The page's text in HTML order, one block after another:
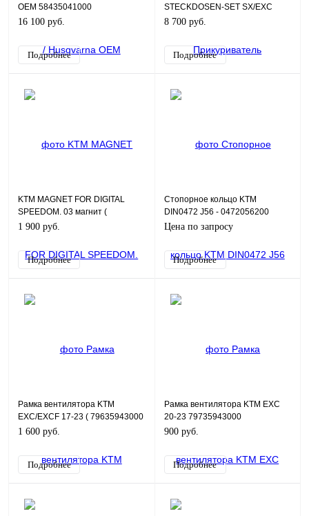
OEM 58435041000
16 100 руб.
Подробнее
STECKDOSEN-SET SX/EXC
77211942044
8 700 руб.
Подробнее
KTM MAGNET FOR DIGITAL
SPEEDOM. 03 магнит (
54814069050 )
1 900 руб.
Подробнее
Стопорное кольцо KTM
DIN0472 J56 - 0472056200
Цена по запросу
Подробнее
Рамка вентилятора KTM
EXC/EXCF 17-23 ( 79635943000
)1 600 руб.
Подробнее
Рамка вентилятора KTM EXC
20-23 79735943000
900 руб.
Подробнее